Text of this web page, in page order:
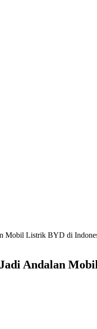
Mobil Listrik BYD di
Andalan